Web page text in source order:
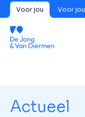
Voor jou Voor
Actueel